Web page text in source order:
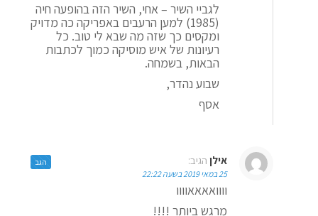
לגביי השיר – אחי, השיר הזה בהופעה חיה
(1985) למען הרעבים באפריקה כה מדויק
ומקסים כך שזה מה שבא לי טוב. כל
רעיונות של איש מוסיקה כמוך לכתבות
הבאות, בשמחה.
שבוע נהדר,
אסף
אילן הגיב:
25 במאי 2019 בשעה 22:22
וווואאאאוווו
מרגש ביותר !!!!
הגב